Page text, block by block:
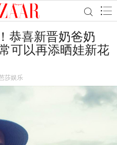
恭喜新晋奶爸奶
可以再添晒娃新花
莎娱乐